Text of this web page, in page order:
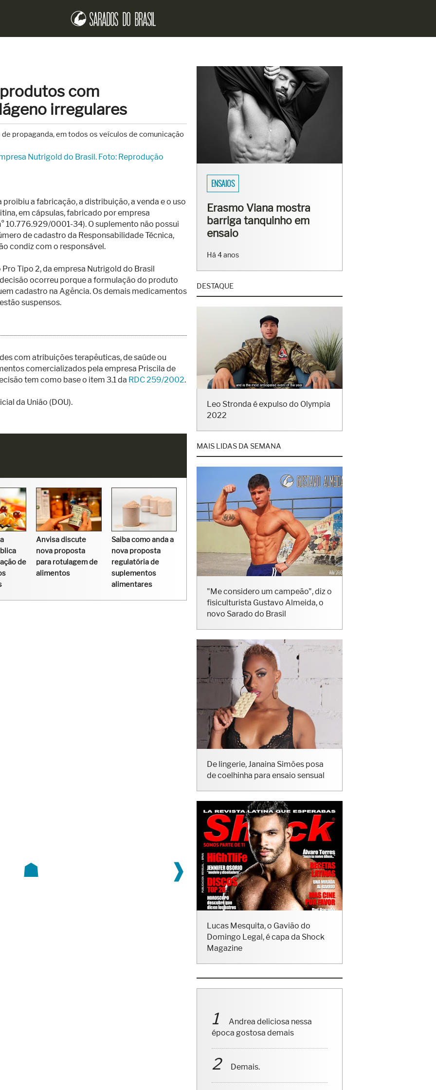
com
irregulares
propaganda, em todos os veículos de comunicação
a fabricação, a distribuição, a venda e o uso
em cápsulas, fabricado por empresa
10.776.929/0001-34). O suplemento não possui
de cadastro da Responsabilidade Técnica,
condiz com o responsável.
Tipo 2, da empresa Nutrigold do Brasil
ocorreu porque a formulação do produto
cadastro na Agência. Os demais medicamentos
suspensos.
com atribuições terapêuticas, de saúde ou
comercializados pela empresa Priscila de
tem como base o item 3.1 da RDC 259/2002.
da União (DOU).
de
Anvisa discute
nova proposta
para rotulagem de
alimentos
Saiba como anda a
nova proposta
regulatória de
suplementos
alimentares
❱
☗
ENSAIOS
Erasmo Viana mostra
barriga tanquinho em
ensaio
Há 4 anos
DESTAQUE
Leo Stronda é expulso do Olympia
2022
MAIS LIDAS DA SEMANA
"Me considero um campeão", diz o
fisiculturista Gustavo Almeida, o
novo Sarado do Brasil
De lingerie, Janaina Simões posa
de coelhinha para ensaio sensual
Lucas Mesquita, o Gavião do
Domingo Legal, é capa da Shock
Magazine
Andrea deliciosa nessa
época gostosa demais
Demais.